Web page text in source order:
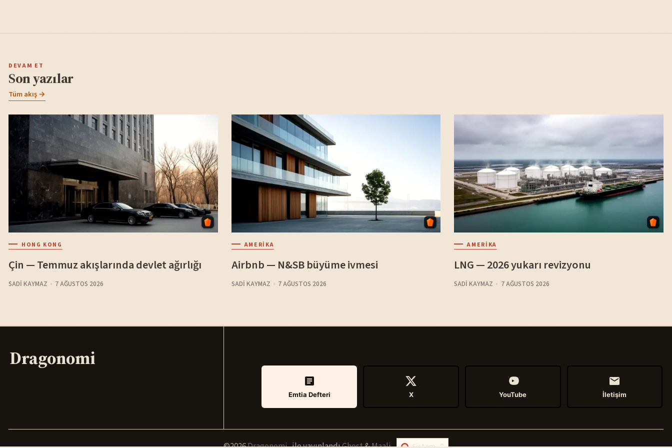
DEVAM ET
Son yazılar
Tüm akış →
HONG KONG
Çin — Temmuz akışlarında devlet ağırlığı
SADI KAYMAZ 7 AĞUSTOS 2026
AMERIKA
Airbnb — N&SB büyüme ivmesi
SADI KAYMAZ 7 AĞUSTOS 2026
AMERIKA
LNG — 2026 yukarı revizyonu
SADI KAYMAZ 7 AĞUSTOS 2026
Dragonomi
Emtia Defteri X YouTube İletişim